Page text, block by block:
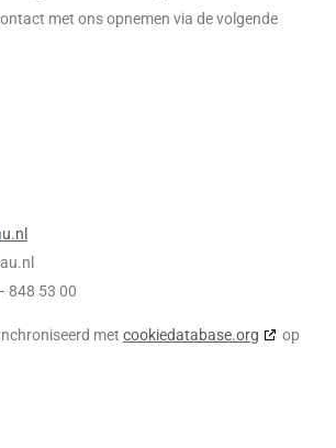
met ons opnemen via de volgende
848 53 00
met cookiedatabase.org
op